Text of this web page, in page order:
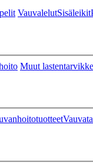
VauvalelutSisäleikit
Muut